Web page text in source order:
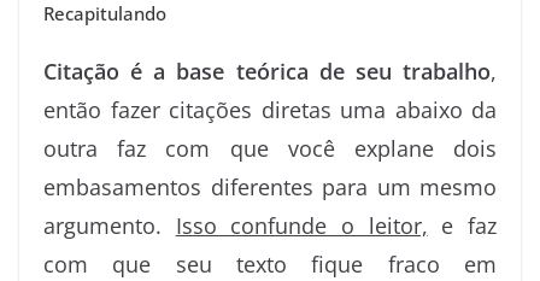
Recapitulando
Citação é a base teórica de seu trabalho,
então fazer citações diretas uma abaixo da
outra faz com que você explane dois
embasamentos diferentes para um mesmo
argumento. Isso confunde o leitor, e faz
com que seu texto fique fraco em